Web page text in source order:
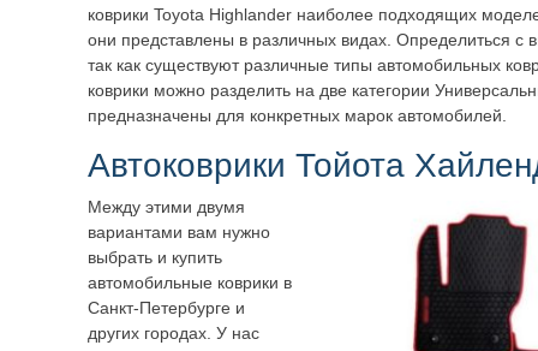
коврики Toyota Highlander наиболее подходящих
они представлены в различных видах. Определиться с
так как существуют различные типы автомобильных
коврики можно разделить на две категории
предназначены для конкретных марок автомобилей.
Автоковрики Тойота
Между этими двумя
вариантами вам нужно
выбрать и купить
автомобильные коврики в
Санкт-Петербурге и
других городах. У нас